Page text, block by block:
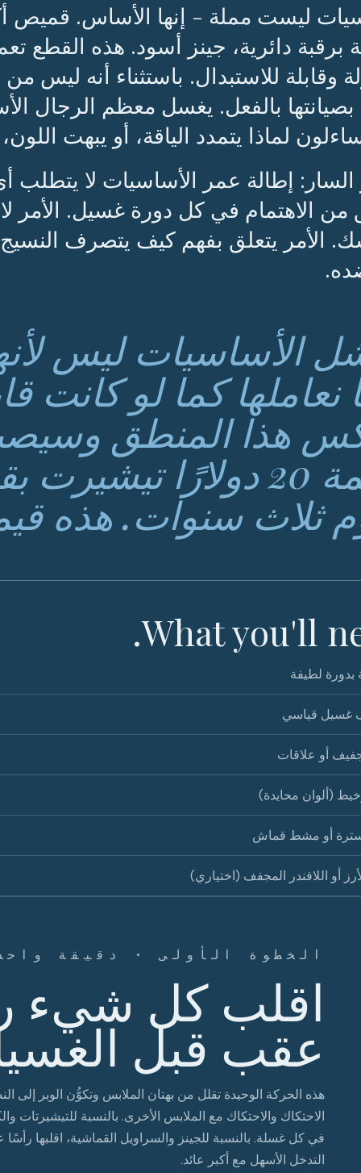
ليست مملة - إنها الأساس. قميص
برقبة دائرية، جينز أسود. هذه القطع
وقابلة للاستبدال. باستثناء أنه ليس
بالفعل. يغسل معظم الرجال
لماذا يتمدد الياقة، أو يبهت
السار: إطالة عمر الأساسيات لا
من الاهتمام في كل دورة غسيل. الأمر
الأمر يتعلق بفهم كيف يتصرف
الأساسيات ليس
نعاملها كما لو كانت
هذا المنطق
ثلاث سنوات. هذه
What you'll
بدورة لطيفة
غسيل قياسي
أو علاقات
(ألوان محايدة)
أو مشط قماش
أو اللافندر المجفف (اختياري)
الخطوة الأولى · دقيقة
اقلب كل شيء
عقب قبل
هذه الحركة الوحيدة تقلل من بهتان الملابس وتكوُّن الوبر إلى
الاحتكاك والاحتكاك مع الملابس الأخرى. بالنسبة للتيشيرتات
في كل غسلة. بالنسبة للجينز والسراويل القماشية، اقلبها
التدخل الأسهل مع أكبر عائد.